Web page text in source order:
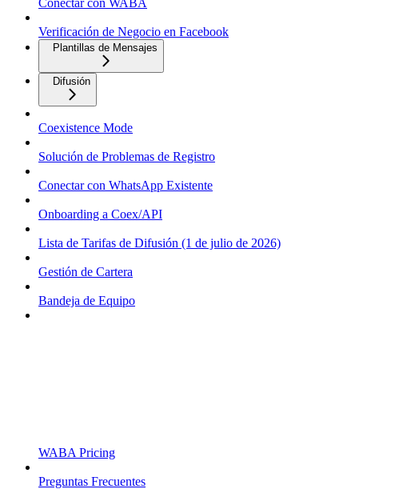
Verificación de Negocio en Facebook
Plantillas de Mensajes
Difusión
Coexistence Mode
Solución de Problemas de Registro
Conectar con WhatsApp Existente
Onboarding a Coex/API
Lista de Tarifas de Difusión (1 de julio de 2026)
Gestión de Cartera
Bandeja de Equipo
WABA Pricing
Preguntas Frecuentes